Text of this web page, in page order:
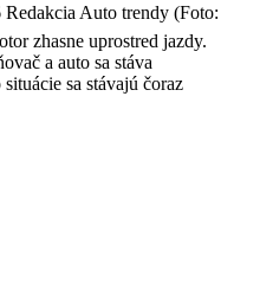
Auto trendy (Foto:
zhasne uprostred jazdy.
a auto sa stáva
sa stávajú čoraz